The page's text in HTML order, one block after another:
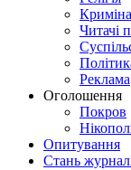
Читачі
Реклама
Оголошення
Покров
Опитування
Стань